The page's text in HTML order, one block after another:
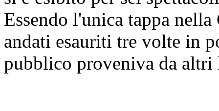
Essendo l'unica tappa
andati esauriti tre volte in
pubblico proveniva da altri